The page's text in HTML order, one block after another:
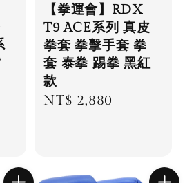
【拳運會】RDX
T9 ACE系列 真皮
拳套 拳擊手套 拳
套 泰拳 踢拳 黑紅
款
Regular
NT$ 2,880